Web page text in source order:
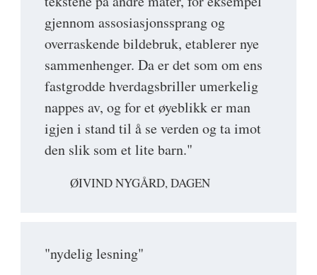
gjennom assosiasjonssprang og
overraskende bildebruk, etablerer nye
sammenhenger. Da er det som om ens
fastgrodde hverdagsbriller umerkelig
nappes av, og for et øyeblikk er man
igjen i stand til å se verden og ta imot
den slik som et lite barn."
ØIVIND NYGÅRD, DAGEN
"nydelig lesning"